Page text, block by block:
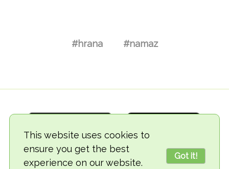
This website uses cookies to
ensure you get the best
experience on our website.
Got it!
#hrana #namaz
© 2018-2026 TheVegCat